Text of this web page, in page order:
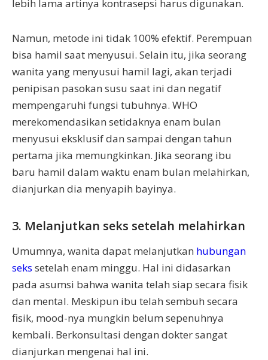
lebih lama artinya kontrasepsi harus digunakan.
Namun, metode ini tidak 100% efektif. Perempuan
bisa hamil saat menyusui. Selain itu, jika seorang
wanita yang menyusui hamil lagi, akan terjadi
penipisan pasokan susu saat ini dan negatif
mempengaruhi fungsi tubuhnya. WHO
merekomendasikan setidaknya enam bulan
menyusui eksklusif dan sampai dengan tahun
pertama jika memungkinkan. Jika seorang ibu
baru hamil dalam waktu enam bulan melahirkan,
dianjurkan dia menyapih bayinya.
3. Melanjutkan seks setelah melahirkan
Umumnya, wanita dapat melanjutkan hubungan
seks setelah enam minggu. Hal ini didasarkan
pada asumsi bahwa wanita telah siap secara fisik
dan mental. Meskipun ibu telah sembuh secara
fisik, mood-nya mungkin belum sepenuhnya
kembali. Berkonsultasi dengan dokter sangat
dianjurkan mengenai hal ini.